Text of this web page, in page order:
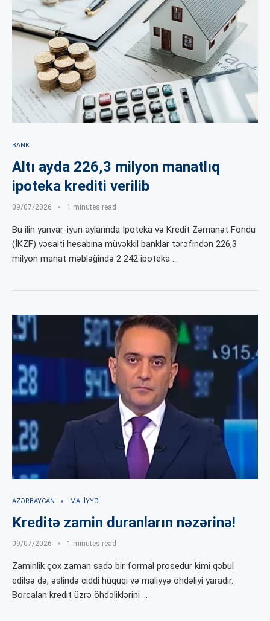
BANK
Altı ayda 226,3 milyon manatlıq
ipoteka krediti verilib
09/07/2026 1 minutes read
Bu ilin yanvar-iyun aylarında İpoteka və Kredit Zəmanət Fondu
(İKZF) vəsaiti hesabına müvəkkil banklar tərəfindən 226,3
milyon manat məbləğində 2 242 ipoteka …
AZƏRBAYCAN MALIYYƏ
Kreditə zamin duranların nəzərinə!
09/07/2026 1 minutes read
Zaminlik çox zaman sadə bir formal prosedur kimi qəbul
edilsə də, əslində ciddi hüquqi və maliyyə öhdəliyi yaradır.
Borcalan kredit üzrə öhdəliklərini …